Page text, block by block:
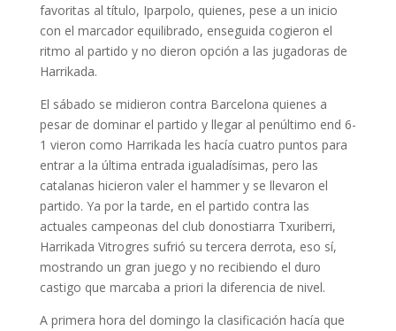
favoritas al título, Iparpolo, quienes, pese a un inicio
con el marcador equilibrado, enseguida cogieron el
ritmo al partido y no dieron opción a las jugadoras de
Harrikada.
El sábado se midieron contra Barcelona quienes a
pesar de dominar el partido y llegar al penúltimo end 6-
1 vieron como Harrikada les hacía cuatro puntos para
entrar a la última entrada igualadísimas, pero las
catalanas hicieron valer el hammer y se llevaron el
partido. Ya por la tarde, en el partido contra las
actuales campeonas del club donostiarra Txuriberri,
Harrikada Vitrogres sufrió su tercera derrota, eso sí,
mostrando un gran juego y no recibiendo el duro
castigo que marcaba a priori la diferencia de nivel.
A primera hora del domingo la clasificación hacía que